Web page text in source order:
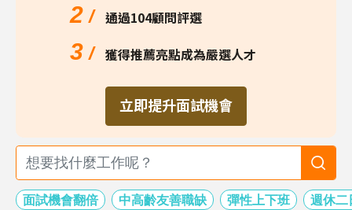
2 / 通過104顧問評選
3 / 獲得推薦亮點成為嚴選人才
立即提升面試機會
面試機會翻倍 中高齡友善職缺 彈性上下班 週休二